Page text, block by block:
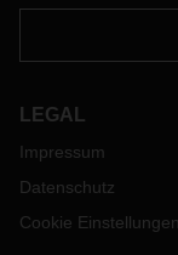
LEGAL
Impressum
Datenschutz
Cookie Einstellungen